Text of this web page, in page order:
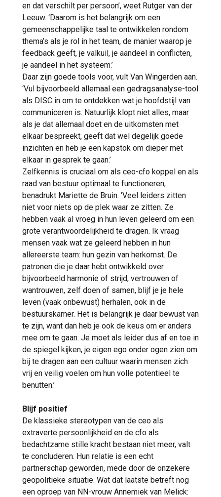
en dat verschilt per persoon’, weet Rutger van der
Leeuw. ‘Daarom is het belangrijk om een
gemeenschappelijke taal te ontwikkelen rondom
thema’s als je rol in het team, de manier waarop je
feedback geeft, je valkuil, je aandeel in conflicten,
je aandeel in het systeem.’
Daar zijn goede tools voor, vult Van Wingerden aan.
‘Vul bijvoorbeeld allemaal een gedragsanalyse-tool
als DISC in om te ontdekken wat je hoofdstijl van
communiceren is. Natuurlijk klopt niet alles, maar
als je dat allemaal doet en de uitkomsten met
elkaar bespreekt, geeft dat wel degelijk goede
inzichten en heb je een kapstok om dieper met
elkaar in gesprek te gaan.’
Zelfkennis is cruciaal om als ceo-cfo koppel en als
raad van bestuur optimaal te functioneren,
benadrukt Mariette de Bruin. ‘Veel leiders zitten
niet voor niets op de plek waar ze zitten. Ze
hebben vaak al vroeg in hun leven geleerd om een
grote verantwoordelijkheid te dragen. Ik vraag
mensen vaak wat ze geleerd hebben in hun
allereerste team: hun gezin van herkomst. De
patronen die je daar hebt ontwikkeld over
bijvoorbeeld harmonie of strijd, vertrouwen of
wantrouwen, zelf doen of samen, blijf je je hele
leven (vaak onbewust) herhalen, ook in de
bestuurskamer. Het is belangrijk je daar bewust van
te zijn, want dan heb je ook de keus om er anders
mee om te gaan. Je moet als leider dus af en toe in
de spiegel kijken, je eigen ego onder ogen zien om
bij te dragen aan een cultuur waarin mensen zich
vrij en veilig voelen om hun volle potentieel te
benutten.’
Blijf positief
De klassieke stereotypen van de ceo als
extraverte persoonlijkheid en de cfo als
bedachtzame stille kracht bestaan niet meer, valt
te concluderen. Hun relatie is een echt
partnerschap geworden, mede door de onzekere
geopolitieke situatie. Wat dat laatste betreft nog
een oproep van NN-vrouw Annemiek van Melick: